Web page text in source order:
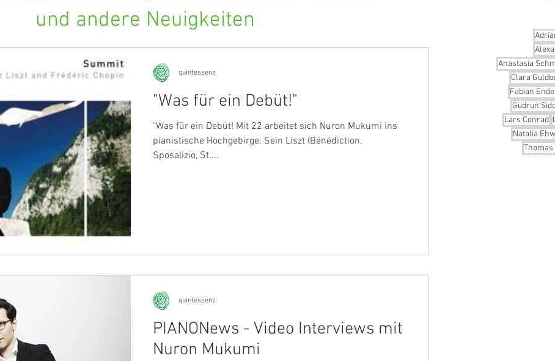
"Was für ein Debüt!"
"Was für ein Debüt! Mit 22 arbeitet sich Nuron Mukumi ins
pianistische Hochgebirge. Sein Liszt (Bénédiction,
Sposalizio, St....
quintessenz
PIANONews - Video Interviews mit
Nuron Mukumi
quintessenz
und andere Neuigkeiten
Anastasia
Clara
Fabian
Gudrun
Lars Conrad
Natalia